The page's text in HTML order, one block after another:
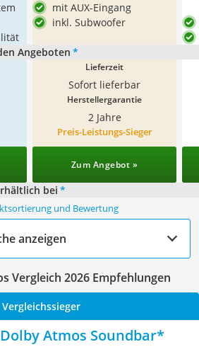
mit AUX-Eingang
inkl. Subwoofer
Angeboten *
Lieferzeit
Sofort lieferbar
Herstellergarantie
2 Jahre
Preis-Leistungs-Sieger
Zum Angebot »
bei *
und Bewertung
anzeigen
Vergleich 2026 Empfehlungen
Vergleichssieger
Atmos Soundbar